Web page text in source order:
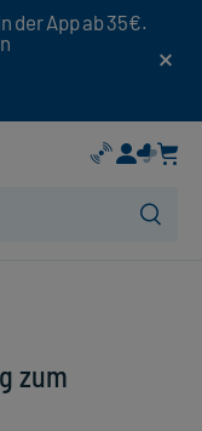
der App ab 35€.
zum